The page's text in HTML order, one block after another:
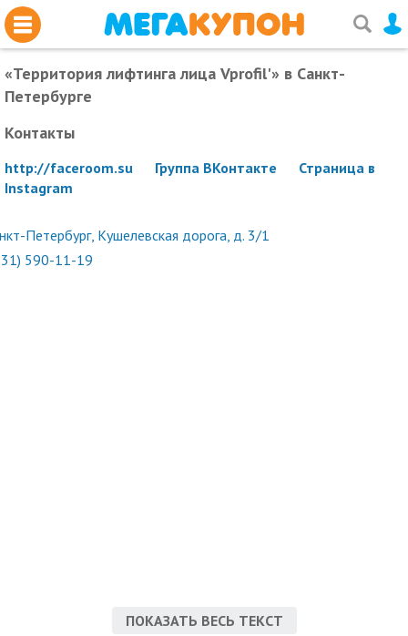
«Территория лифтинга лица Vprofil'» в Санкт-
Петербурге
Контакты
http://faceroom.su Группа ВКонтакте
Страница в
Instagram
Петербург, Кушелевская дорога, д. 3/1
590-11-19
ПОКАЗАТЬ ВЕСЬ ТЕКСТ